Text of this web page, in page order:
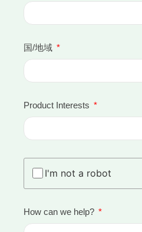
国/地域
Product Interests
I'm not a robot
How can we help?